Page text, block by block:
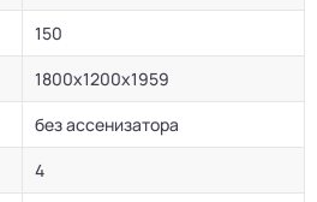
150
1800х1200х1959
без ассенизатора
4